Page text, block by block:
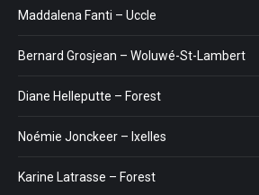
Maddalena Fanti – Uccle
Bernard Grosjean – Woluwé-St-Lambert
Diane Helleputte – Forest
Noémie Jonckeer – Ixelles
Karine Latrasse – Forest